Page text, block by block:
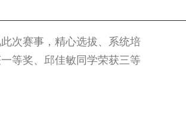
次赛事，精心选拔、系统培
等奖、邱佳敏同学荣获三等